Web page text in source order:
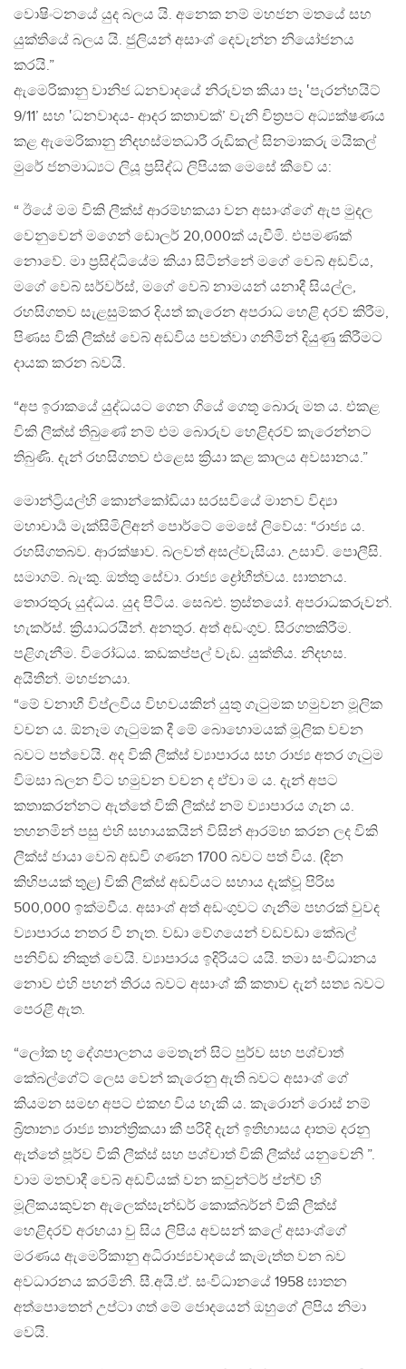
වොෂිංටනයේ යුද බලය යි. අනෙක නම් මහජන මතයේ සහ
යුක්තියේ බලය යි. ජුලියන් අසාංශ් දෙවැන්න නියෝජනය
කරයි.”
ඇමෙරිකානු වානිජ ධනවාදයේ නිරුවත කියා පෑ ‛පැරන්හයිට්
9/11’ සහ ‛ධනවාදය- ආදර කතාවක්’ වැනි චිත්‍රපට අධ්‍යක්ෂණය
කළ ඇමෙරිකානු නිදහස්මතධාරී රුඩිකල් සිනමාකරු මයිකල්
මුරේ ජනමාධ්‍යට ලියූ ප්‍රසිද්ධ ලිපියක මෙසේ කීවේ ය:
“ ඊයේ මම විකි ලීක්ස් ආරම්භකයා වන අසාංශ්ගේ ඇප මුදල
වෙනුවෙන් මගෙන් ඩොලර් 20,000ක් යැවීමි. එපමණක්
නොවේ. මා ප්‍රසිද්ධියේම කියා සිටින්නේ මගේ වෙබ් අඩවිය,
මගේ වෙබ් සර්වර්ස්, මගේ වෙබ් නාමයන් යනාදී සියල්ල,
රහසිගතව සැළසුම්කර දියත් කැරෙන අපරාධ හෙළි දරව් කිරීම,
පිණස විකි ලීක්ස් වෙබ් අඩවිය පවත්වා ගනිමින් දියුණු කිරීමට
දායක කරන බවයි.
“අප ඉරාකයේ යුද්ධයට ගෙන ගියේ ගෙතූ බොරු මත ය. එකළ
විකි ලීක්ස් තිබුණේ නම් එම බොරුව හෙළිදරව් කැරෙන්නට
තිබුණි. දැන් රහසිගතව එළෙස ක්‍රියා කළ කාලය අවසානය.”
මොන්ට්‍රියල්හි කොන්කෝඩියා සරසවියේ මානව විද්‍යා
මහාචාර්‍ය මැක්සිමිලිඅන් පොර්ටේ මෙසේ ලිවේය: “රාජ්‍ය ය.
රහසිගතබව. ආරක්ෂාව. බලවත් අසල්වැසියා. උසාවි. පොලීසි.
සමාගම්. බැංකු. ඔත්තු සේවා. රාජ්‍ය ද්‍රෝහීත්වය. ඝාතනය.
තොරතුරු යුද්ධය. යුද පිටිය. සෙබළු. ත්‍රස්තයෝ. අපරාධකරුවන්.
හැකර්ස්. ක්‍රියාධරයින්. අනතුර. අත් අඩංගුව. සිරගතකිරීම.
පළිගැනීම. විරෝධය. කඩකප්පල් වැඩ. යුක්තිය. නිදහස.
අයිතීන්. මහජනයා.
“මේ වනාහී විප්ලවීය විභවයකින් යුතු ගැටුමක හමුවන මූලික
වචන ය. ඕනෑම ගැටුමක දී මේ බොහොමයක් මූලික වචන
බවට පත්වෙයි. අද විකි ලීක්ස් ව්‍යාපාරය සහ රාජ්‍ය අතර ගැටුම
විමසා බලන විට හමුවන වචන ද ඒවා ම ය. දැන් අපට
කතාකරන්නට ඇත්තේ විකි ලීක්ස් නම් ව්‍යාපාරය ගැන ය.
තහනමින් පසු එහි සහායකයින් විසින් ආරම්භ කරන ලද විකි
ලීක්ස් ජායා වෙබ් අඩවි ගණන 1700 බවට පත් විය. (දින
කිහිපයක් තුළ) විකි ලීක්ස් අඩවියට සහාය දැක්වූ පිරිස
500,000 ඉක්මවීය. අසාංශ් අත් අඩංගුවට ගැනීම පහරක් වුවද
ව්‍යාපාරය නතර වී නැත. වඩා වේගයෙන් වඩවඩා කේබල්
පනිවිඩ නිකුත් වෙයි. ව්‍යාපාරය ඉදිරියට යයි. තමා සංවිධානය
නොව එහි පහන් තිරය බවට අසාංශ් කී කතාව දැන් සත්‍ය බවට
පෙරළී ඇත.
“ලෝක භූ දේශපාලනය මෙතැන් සිට පුර්ව සහ පශ්චාත්
කේබල්ගේට් ලෙස වෙන් කැරෙනු ඇති බවට අසාංශ් ගේ
කියමන සමඟ අපට එකඟ විය හැකි ය. කැරොන් රොස් නම්
බ්‍රිතාන්‍ය රාජ්‍ය තාන්ත්‍රිකයා කී පරිදි දැන් ඉතිහාසය දාතම දරනු
ඇත්තේ පූර්ව විකි ලීක්ස් සහ පශ්චාත් විකි ලීක්ස් යනුවෙනි ”.
වාම මතවාදී වෙබ් අඩවියක් වන කවුන්ටර් ප්න්ච් හි
මූලිකයකුවන ඇලෙක්සැන්ඩර් කොක්බර්න් විකි ලීක්ස්
හෙළිදරව් අරභයා වු සිය ලිපිය අවසන් කලේ අසාංශ්ගේ
මරණය ඇමෙරිකානු අධිරාජ්‍යවාදයේ කැමැත්ත වන බව
අවධාරනය කරමිනි. සී.අයි.ඒ. සංවිධානයේ 1958 ඝාතන
අත්පොතෙන් උප්ටා ගත් මේ ජොදයෙන් ඔහුගේ ලිපිය නිමා
වෙයි.